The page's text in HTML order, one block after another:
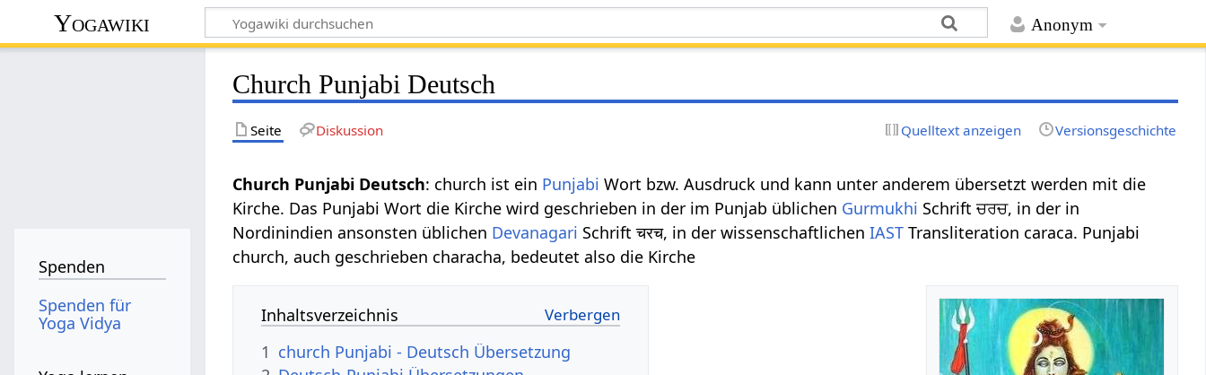
Anonym
Yogawiki
Church Punjabi Deutsch
Seite Diskussion Quelltext anzeigen Versionsgeschichte
Church Punjabi Deutsch: church ist ein Punjabi Wort bzw. Ausdruck und kann unter anderem übersetzt werden mit die
Kirche. Das Punjabi Wort die Kirche wird geschrieben in der im Punjab üblichen Gurmukhi Schrift ਚਰਚ, in der in
Nordinindien ansonsten üblichen Devanagari Schrift चरच, in der wissenschaftlichenIAST Transliteration caraca. Punjabi
church, auch geschrieben characha, bedeutet also die Kirche
Inhaltsverzeichnis
1 church Punjabi - Deutsch Übersetzung
Spenden
Spenden für
Yoga Vidya